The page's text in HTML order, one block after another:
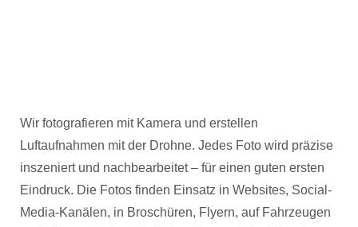
Wir fotografieren mit Kamera und erstellen
Luftaufnahmen mit der Drohne. Jedes Foto wird präzise
inszeniert und nachbearbeitet – für einen guten ersten
Eindruck. Die Fotos finden Einsatz in Websites, Social-
Media-Kanälen, in Broschüren, Flyern, auf Fahrzeugen